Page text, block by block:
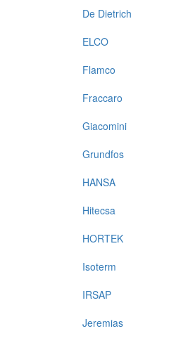
De Dietrich
ELCO
Flamco
Fraccaro
Giacomini
Grundfos
HANSA
Hitecsa
HORTEK
Isoterm
IRSAP
Jeremias